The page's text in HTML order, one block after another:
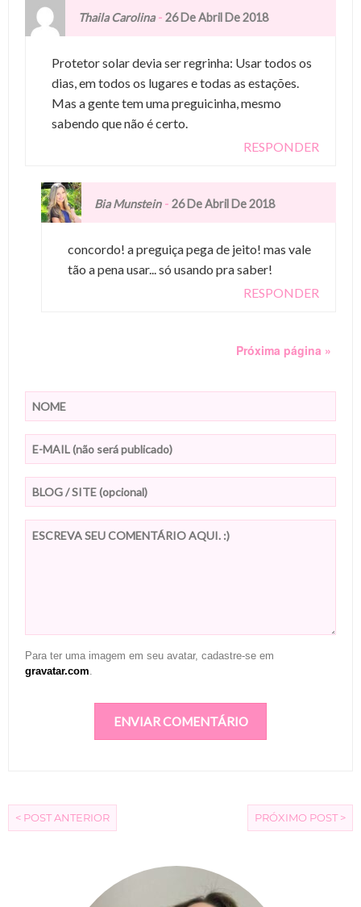
Thaila Carolina- 26 De Abril De 2018
Protetor solar devia ser regrinha: Usar todos os
dias, em todos os lugares e todas as estações.
Mas a gente tem uma preguicinha, mesmo
sabendo que não é certo.
RESPONDER
Bia Munstein- 26 De Abril De 2018
concordo! a preguiça pega de jeito! mas vale
tão a pena usar... só usando pra saber!
RESPONDER
Próxima página »
Para ter uma imagem em seu avatar, cadastre-se em
gravatar.com
< POST ANTERIOR PRÓXIMO POST >